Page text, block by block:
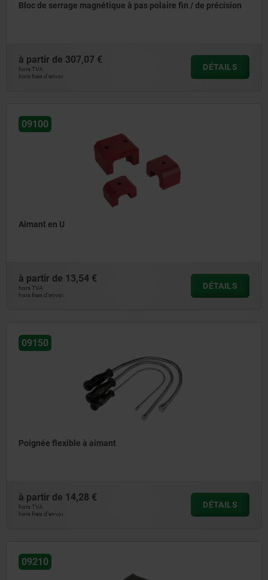
Bloc de serrage magnétique à pas polaire fin / de précision
à partir de 307,07 €
hors TVA
hors frais d’envoi
DÉTAILS
09100
Aimant en U
à partir de 13,54 €
hors TVA
hors frais d’envoi
DÉTAILS
09150
Poignée flexible à aimant
à partir de 14,28 €
hors TVA
hors frais d’envoi
DÉTAILS
09210